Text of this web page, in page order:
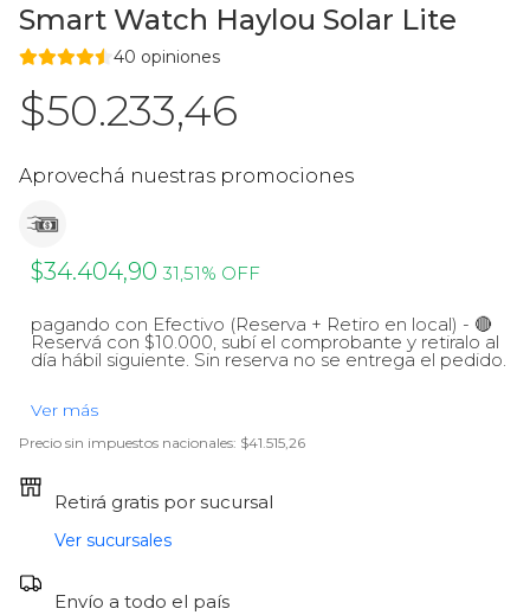
Accesorios
Ver todos
Tablets
Televisores y proyectores
Ver todos
Smart Watch Haylou Solar Lite
40 opiniones
$50.233,46
Aprovechá nuestras promociones
$34.404,90 31,51% OFF
pagando con Efectivo (Reserva + Retiro en local) - 🔴
Reservá con $10.000, subí el comprobante y retiralo al
día hábil siguiente. Sin reserva no se entrega el pedido.
Ver más
Precio sin impuestos nacionales: $41.515,26
Retirá gratis por sucursal
Ver sucursales
Envío a todo el país